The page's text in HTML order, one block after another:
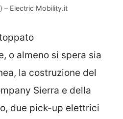
– Electric Mobility.it
o almeno si spera sia
la costruzione del
Sierra e della
due pick-up elettrici